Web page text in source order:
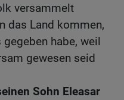
versammelt
das Land kommen,
habe, weil
gewesen seid
Sohn Eleasar